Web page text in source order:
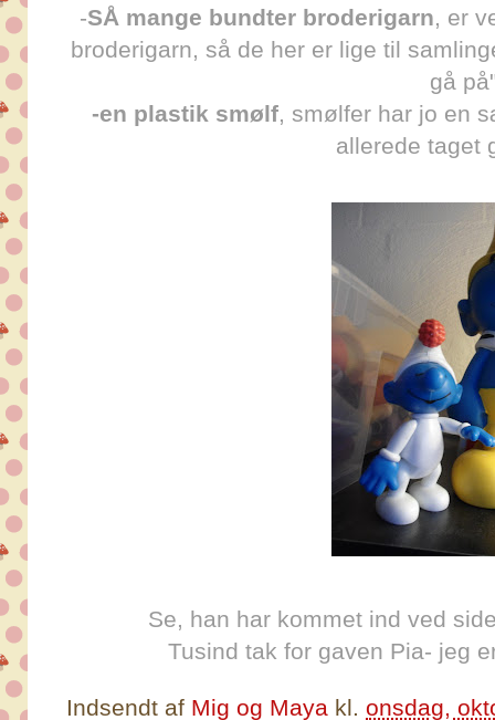
-SÅ mange bundter broderigarn, er
broderigarn, så de her er lige til
gå
-en plastik smølf, smølfer har jo en
allerede taget
Se, han har kommet ind ved
Tusind tak for gaven Pia- jeg
Indsendt af Mig og Maya kl. onsdag,